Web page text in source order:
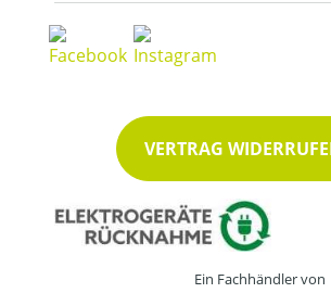
VERTRAG
Ein Fachhändler von